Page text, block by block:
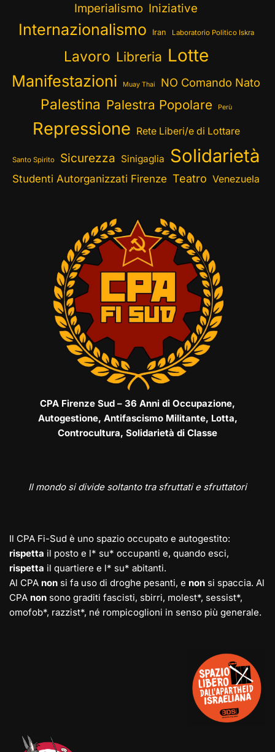
Imperialismo Iniziative
Internazionalismo Iran Laboratorio Politico Iskra
Lavoro Libreria Lotte
Manifestazioni Muay Thai NO Comando Nato
Palestina Palestra Popolare Perù
Repressione Rete Liberi/e di Lottare
Santo Spirito Sicurezza Sinigaglia Solidarietà
Studenti Autorganizzati Firenze Teatro Venezuela
CPA Firenze Sud – 36 Anni di Occupazione,
Autogestione, Antifascismo Militante, Lotta,
Controcultura, Solidarietà di Classe
Il mondo si divide soltanto tra sfruttati e sfruttatori
Il CPA Fi-Sud è uno spazio occupato e autogestito:
rispetta il posto e l* su* occupanti e, quando esci,
rispetta il quartiere e l* su* abitanti.
Al CPA non si fa uso di droghe pesanti, e non si spaccia. Al
CPA non sono graditi fascisti, sbirri, molest*, sessist*,
omofob*, razzist*, né rompicoglioni in senso più generale.